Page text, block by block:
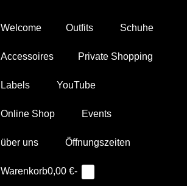
Welcome Outfits Schuhe
Accessoires Private Shopping
Labels YouTube
Online Shop Events
über uns Öffnungszeiten
Warenkorb
Warenkorb0,00 €-